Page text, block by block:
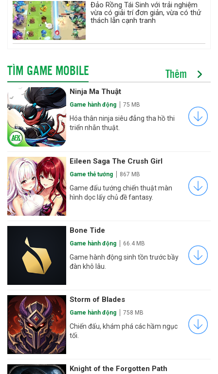
Đảo Rồng Tái Sinh với trải nghiệm
vừa có giải trí đơn giản, vừa có thử
thách lẫn cạnh tranh
TÌM GAME MOBILE Thêm
Ninja Ma Thuật
Game hành động 75 MB
Hóa thân ninja siêu đẳng tha hồ thi
triển nhẫn thuật.
Eileen Saga The Crush Girl
Game thẻ tướng 867 MB
Game đấu tướng chiến thuật màn
hình dọc lấy chủ đề fantasy.
Bone Tide
Game hành động 66.4 MB
Game hành động sinh tồn trước bầy
đàn khô lâu.
Storm of Blades
Game hành động 758 MB
Chiến đấu, khám phá các hầm ngục
tối.
Knight of the Forgotten Path